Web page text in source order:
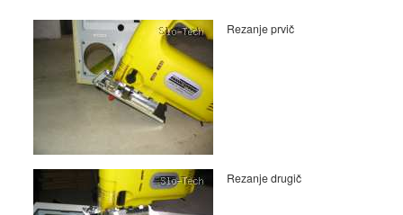
Rezanje prvič
Rezanje drugič